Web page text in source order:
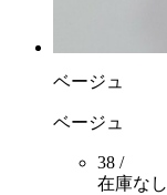
ベージュ
ベージュ
38 /
在庫なし